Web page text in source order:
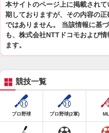
本サイトのページ上に掲載され
期しておりますが、その内容の
ではありません。 当該情報に基
も、株式会社NTTドコモおよび
ます。
競技一覧
プロ野球 プロ野球(2軍)